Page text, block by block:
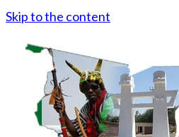
Skip to the content